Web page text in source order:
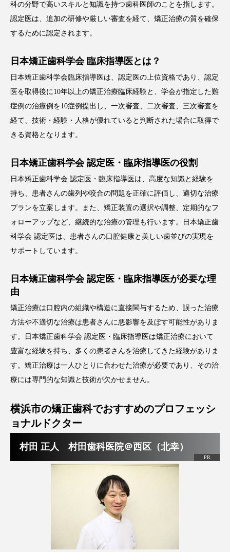
科の分野で高いスキルと知識を持つ歯科医師のことを指します。
認定医は、追加の研修や厳しい審査を経て、矯正治療の質を確保
するために認定されます。
日本矯正歯科学会 臨床指導医とは？
日本矯正歯科学会臨床指導医は、認定医の上位資格であり、認定
医を取得後に10年以上の矯正治療臨床経験と、学会が指定した難
症例の治療例を10症例提出し、一次審査、二次審査、三次審査を
経て、技術・経験・人格が優れていると判断された場合に取得で
きる資格となります。
日本矯正歯科学会 認定医・臨床指導医の役割
日本矯正歯科学会 認定医・臨床指導医は、高度な知識と経験を
持ち、患者さんの歯列や咬合の問題を正確に評価し、適切な治療
プランを立案します。また、矯正装置の選択や調整、定期的なフ
ォローアップなど、継続的な治療の管理も行います。日本矯正歯
科学会 認定医は、患者さんの口腔健康と美しい歯並びの実現を
サポートしています。
日本矯正歯科学会 認定医・臨床指導医が必要な理
由
矯正治療は口腔内の組織や構造に直接関与するため、誤った治療
方法や不適切な治療は患者さんに悪影響を及ぼす可能性がありま
す。日本矯正歯科学会 認定医・臨床指導医は矯正治療において
豊富な経験を持ち、多くの患者さんを治療してきた経験がありま
す。矯正治療は一人ひとりに合わせた治療が必要であり、その治
療には専門的な知識と技術が欠かせません。
横浜市の矯正歯科でおすすめのプロフェッシ
ョナルドクター
村田 正人 村田歯科医院＠西区（北幸）